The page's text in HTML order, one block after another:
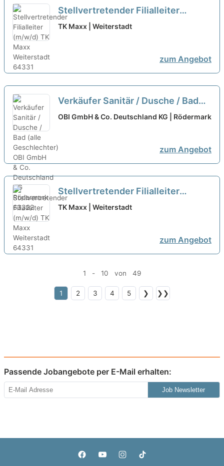
Stellvertretender Filialleiter
(m/w/d) neu
TK Maxx | Weiterstadt
zum Angebot
Verkäufer Sanitär / Dusche / Bad
(alle Geschlechter) neu
OBI GmbH & Co. Deutschland KG | Rödermark
zum Angebot
Stellvertretender Filialleiter
(m/w/d) neu
TK Maxx | Weiterstadt
zum Angebot
1 - 10 von 49
1 2 3 4 5 ❯ ❯❯
Passende Jobangebote per E-Mail erhalten:
Job Newsletter